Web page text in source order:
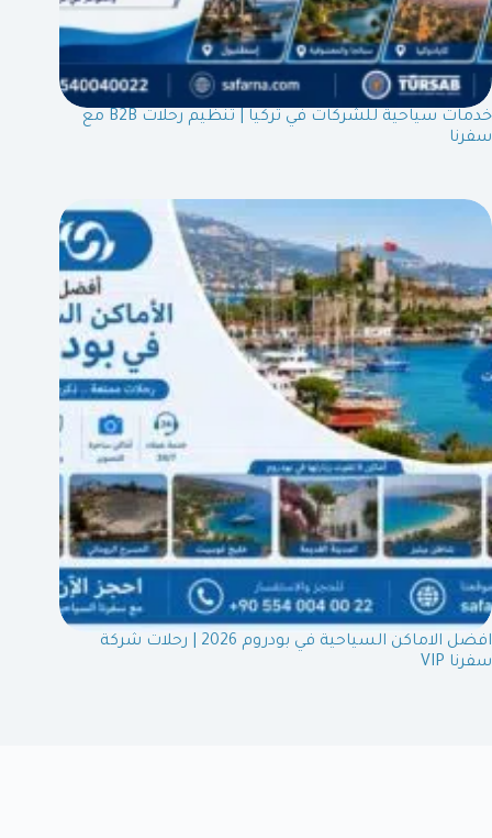
خدمات سياحية للشركات في تركيا | تنظيم رحلات B2B مع
سفرنا
افضل الاماكن السياحية في بودروم 2026 | رحلات شركة
سفرنا VIP